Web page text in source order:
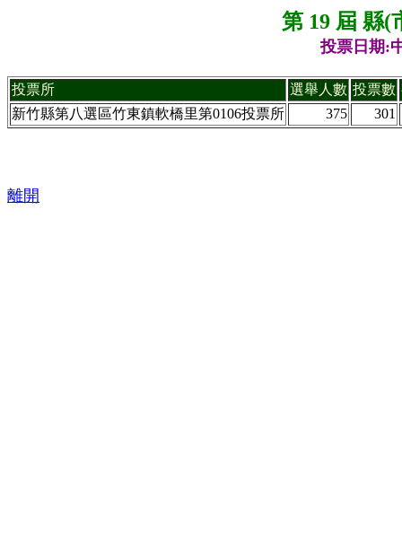
第 19 屆 縣(
投票日期:
投票所 選舉人數 投票數
新竹縣第八選區竹東鎮軟橋里第0106投票所
375 301
離開